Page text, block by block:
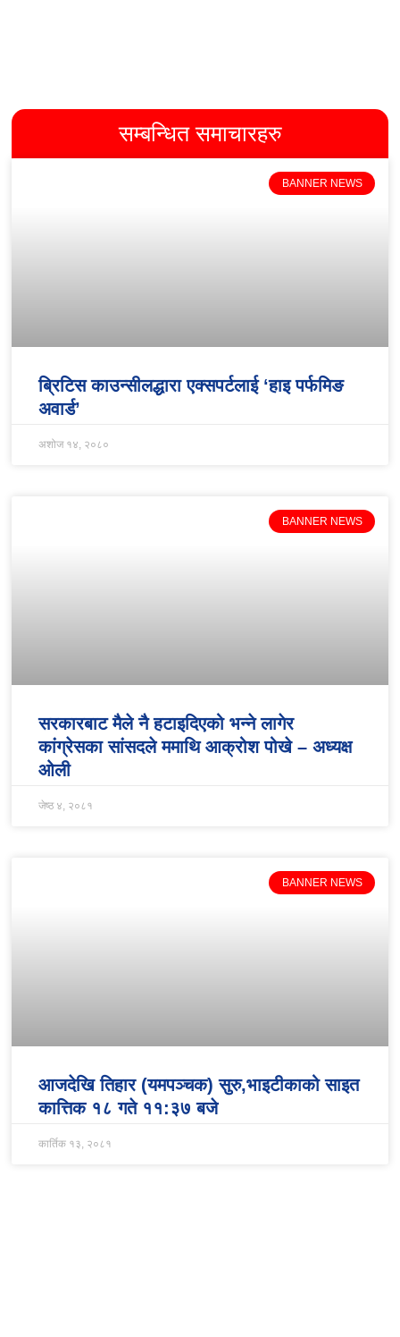
सम्बन्धित समाचारहरु
BANNER NEWS
ब्रिटिस काउन्सीलद्धारा एक्सपर्टलाई ‘हाइ पर्फमिङ
अवार्ड’
अशोज १४, २०८०
BANNER NEWS
सरकारबाट मैले नै हटाइदिएको भन्ने लागेर
कांग्रेसका सांसदले ममाथि आक्रोश पोखे – अध्यक्ष
ओली
जेष्ठ ४, २०८१
BANNER NEWS
आजदेखि तिहार (यमपञ्चक) सुरु,भाइटीकाको साइत
कात्तिक १८ गते ११:३७ बजे
कार्तिक १३, २०८१